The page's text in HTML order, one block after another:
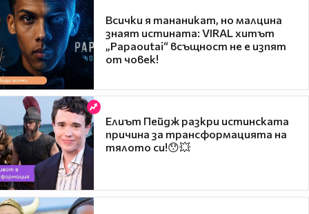
Всички я тананикат, но малцина
знаят истината: VIRAL хитът
„Papaoutai“ всъщност не е изпят
от човек!
Елиът Пейдж разкри истинската
причина за трансформацията на
тялото си!😯💥